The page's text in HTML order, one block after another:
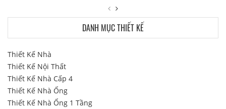
DANH MỤC THIẾT KẾ
Thiết Kế Nhà
Thiết Kế Nội Thất
Thiết Kế Nhà Cấp 4
Thiết Kế Nhà Ống
Thiết Kế Nhà Ống 1 Tầng